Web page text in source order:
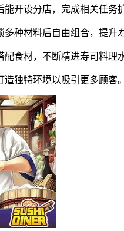
开设分店，完成相关任务
种材料后自由组合，提升
食材，不断精进寿司料理
独特环境以吸引更多顾客。